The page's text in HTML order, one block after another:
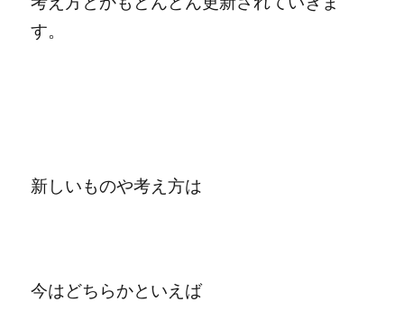
す。
新しいものや考え方は
今はどちらかといえば